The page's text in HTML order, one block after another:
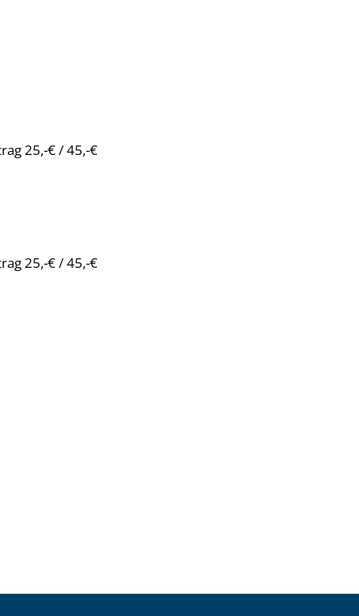
25,-€ / 45,-€
25,-€ / 45,-€